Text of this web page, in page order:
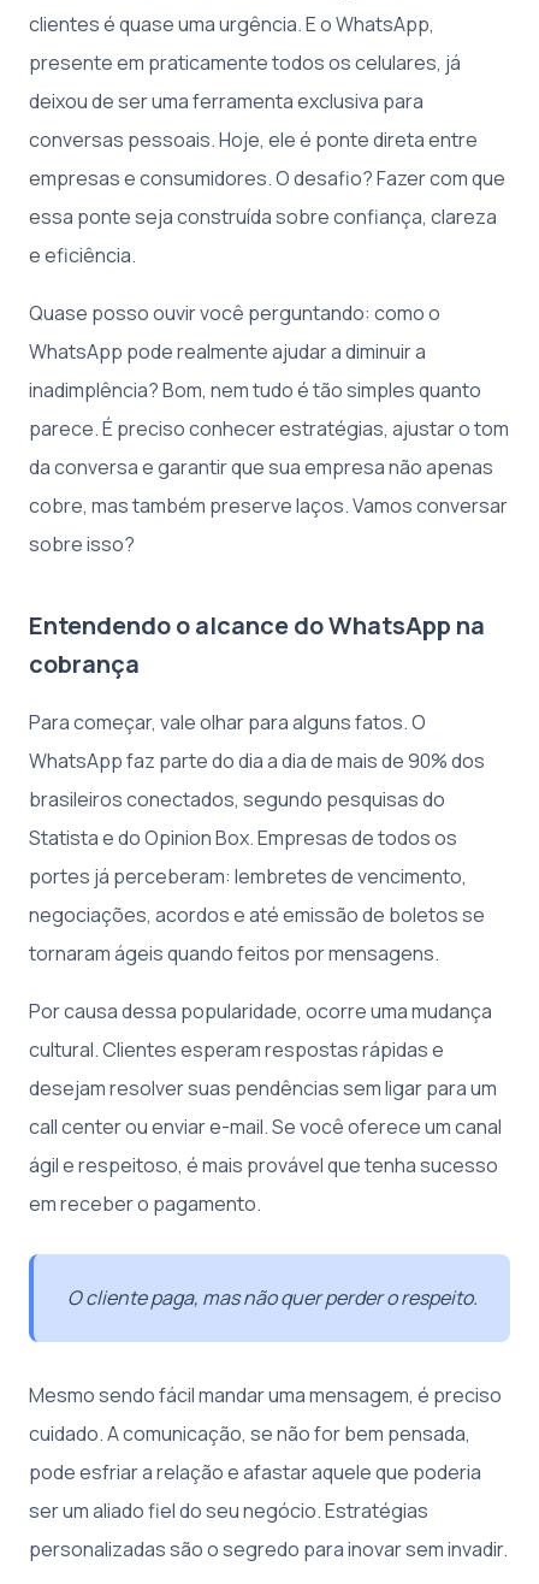
clientes é quase uma urgência. E o WhatsApp,
presente em praticamente todos os celulares, já
deixou de ser uma ferramenta exclusiva para
conversas pessoais. Hoje, ele é ponte direta entre
empresas e consumidores. O desafio? Fazer com que
essa ponte seja construída sobre confiança, clareza
e eficiência.
Quase posso ouvir você perguntando: como o
WhatsApp pode realmente ajudar a diminuir a
inadimplência? Bom, nem tudo é tão simples quanto
parece. É preciso conhecer estratégias, ajustar o tom
da conversa e garantir que sua empresa não apenas
cobre, mas também preserve laços. Vamos conversar
sobre isso?
Entendendo o alcance do WhatsApp na
cobrança
Para começar, vale olhar para alguns fatos. O
WhatsApp faz parte do dia a dia de mais de 90% dos
brasileiros conectados, segundo pesquisas do
Statista e do Opinion Box. Empresas de todos os
portes já perceberam: lembretes de vencimento,
negociações, acordos e até emissão de boletos se
tornaram ágeis quando feitos por mensagens.
Por causa dessa popularidade, ocorre uma mudança
cultural. Clientes esperam respostas rápidas e
desejam resolver suas pendências sem ligar para um
call center ou enviar e-mail. Se você oferece um canal
ágil e respeitoso, é mais provável que tenha sucesso
em receber o pagamento.
O cliente paga, mas não quer perder o respeito.
Mesmo sendo fácil mandar uma mensagem, é preciso
cuidado. A comunicação, se não for bem pensada,
pode esfriar a relação e afastar aquele que poderia
ser um aliado fiel do seu negócio. Estratégias
personalizadas são o segredo para inovar sem invadir.